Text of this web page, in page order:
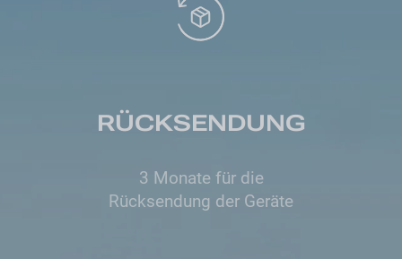
RÜCKSENDUNG
3 Monate für die
Rücksendung der Geräte